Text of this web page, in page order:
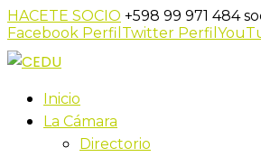
HACETE SOCIO +598 99 971 484
Facebook Perfil Twitter Perfil
Inicio
La Cámara
Directorio